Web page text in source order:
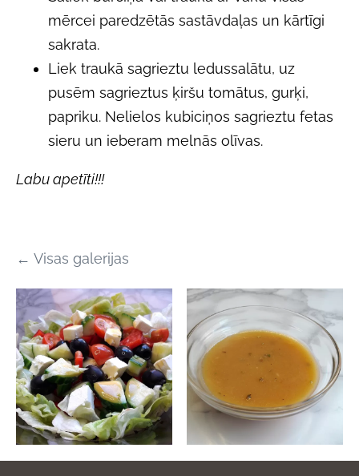
mērcei paredzētās sastāvdaļas un kārtīgi
sakrata.
Liek traukā sagrieztu ledussalātu, uz
pusēm sagrieztus ķiršu tomātus, gurķi,
papriku. Nelielos kubiciņos sagrieztu fetas
sieru un ieberam melnās olīvas.
Labu apetīti!!!
Visas galerijas